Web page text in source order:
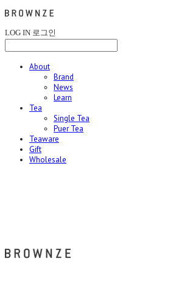
LOG IN 로그인
About
Brand
News
Learn
Tea
Single Tea
Puer Tea
Teaware
Gift
Wholesale